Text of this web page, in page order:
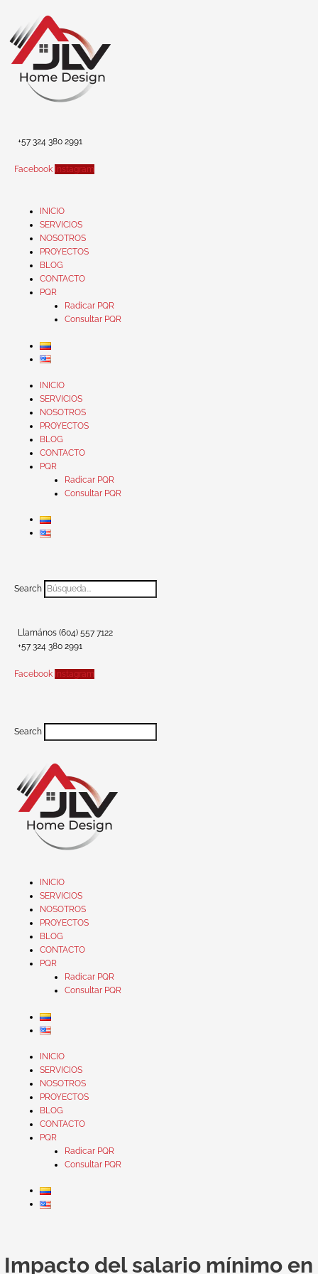
contenido
+57 324 380 2991
Facebook Instagram
INICIO
SERVICIOS
NOSOTROS
PROYECTOS
BLOG
CONTACTO
PQR
Radicar PQR
Consultar PQR
INICIO
SERVICIOS
NOSOTROS
PROYECTOS
BLOG
CONTACTO
PQR
Radicar PQR
Consultar PQR
Search
Llamános (604) 557 7122
+57 324 380 2991
Facebook Instagram
Search
INICIO
SERVICIOS
NOSOTROS
PROYECTOS
BLOG
CONTACTO
PQR
Radicar PQR
Consultar PQR
INICIO
SERVICIOS
NOSOTROS
PROYECTOS
BLOG
CONTACTO
PQR
Radicar PQR
Consultar PQR
Impacto del salario mínimo en
el
Salario